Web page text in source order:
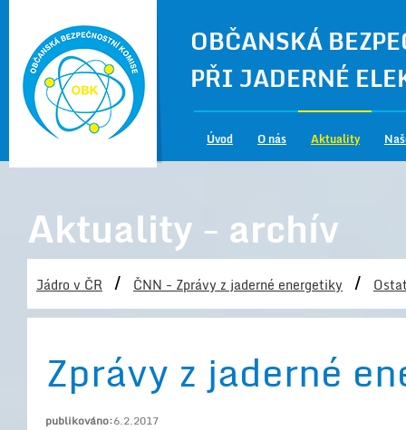
OBČANSKÁ
PŘI JADERNÉ
Úvod O nás Aktuality
Aktuality - archív
Jádro v ČR / ČNN - Zprávy z jaderné energetiky /
Zprávy z jaderné
publikováno:6.2.2017